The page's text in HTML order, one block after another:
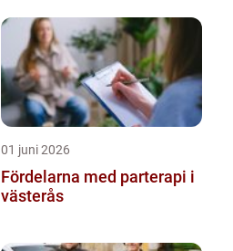
01 juni 2026
Fördelarna med parterapi i
västerås